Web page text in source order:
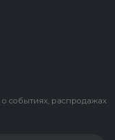
событиях, распродажах